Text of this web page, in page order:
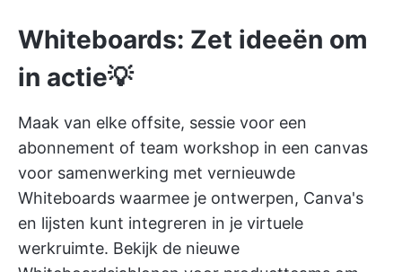
Whiteboards: Zet ideeën om
in actie💡
Maak van elke offsite, sessie voor een
abonnement of team workshop in een canvas
voor samenwerking met vernieuwde
Whiteboards waarmee je ontwerpen, Canva's
en lijsten kunt integreren in je virtuele
werkruimte. Bekijk de nieuwe